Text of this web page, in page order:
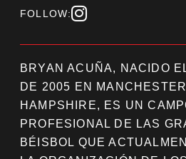
FOLLOW:
BRYAN ACUÑA, NACIDO
DE 2005 EN
HAMPSHIRE, ES UN
PROFESIONAL DE LAS
BÉISBOL QUE